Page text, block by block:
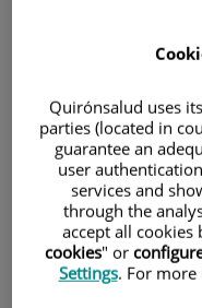
lesiones focales de
alteración de la
hora de considerar
desde una
Quirónsalud uses
parties (located in
guarantee an
user
services and
through the
accept all cookies
cookies" or
Settings. For